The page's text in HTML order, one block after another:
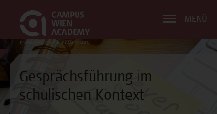
MENÜ
Gesprächsführung im
schulischen Kontext